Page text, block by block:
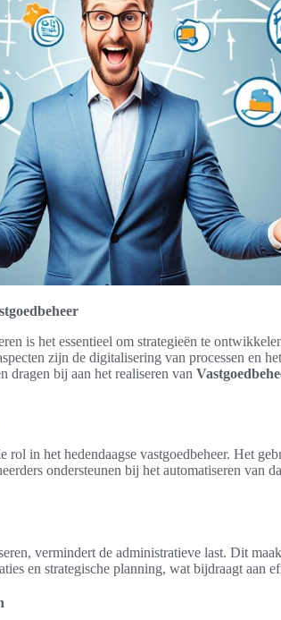
is het essentieel om strategieën te
zijn de digitalisering van processen en
dragen bij aan het realiseren van
rol in het hedendaagse vastgoedbeheer. Het
ondersteunen bij het automatiseren van
vermindert de administratieve last. Dit
en strategische planning, wat bijdraagt aan